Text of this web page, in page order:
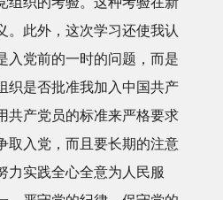
。此外，这次学习还使我认
入党前的一时的问题，而是
织是否批准我加入中国共产
共产党员的标准来严格要求
取入党，而且要长期的注意
力实践全心全意为人民服